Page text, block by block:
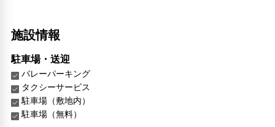
施設情報
駐車場・送迎
バレーパーキング
タクシーサービス
駐車場（敷地内）
駐車場（無料）